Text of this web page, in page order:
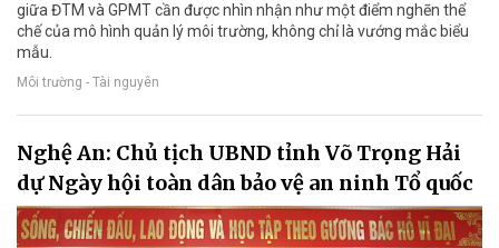
giữa ĐTM và GPMT cần được nhìn nhận như một điểm nghẽn thể
chế của mô hình quản lý môi trường, không chỉ là vướng mắc biểu
mẫu.
Môi trường - Tài nguyên
Nghệ An: Chủ tịch UBND tỉnh Võ Trọng Hải
dự Ngày hội toàn dân bảo vệ an ninh Tổ quốc